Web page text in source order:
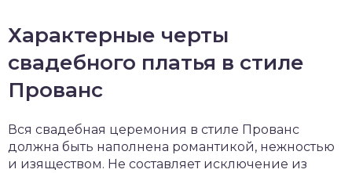
Характерные черты
свадебного платья в стиле
Прованс
Вся свадебная церемония в стиле Прованс
должна быть наполнена романтикой, нежностью
и изяществом. Не составляет исключение из